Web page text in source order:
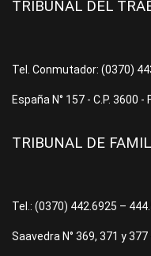
TRIBUNAL DEL
Tel. Conmutador: (0370)
España N° 157 - C.P. 3600 -
TRIBUNAL DE
Tel.: (0370) 442.6925 –
Saavedra N° 369, 371 y